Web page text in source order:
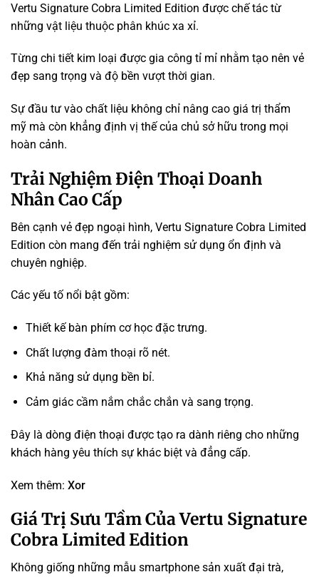
Vertu Signature Cobra Limited Edition được chế tác từ
những vật liệu thuộc phân khúc xa xỉ.
Từng chi tiết kim loại được gia công tỉ mỉ nhằm tạo nên vẻ
đẹp sang trọng và độ bền vượt thời gian.
Sự đầu tư vào chất liệu không chỉ nâng cao giá trị thẩm
mỹ mà còn khẳng định vị thế của chủ sở hữu trong mọi
hoàn cảnh.
Trải Nghiệm Điện Thoại Doanh
Nhân Cao Cấp
Bên cạnh vẻ đẹp ngoại hình, Vertu Signature Cobra Limited
Edition còn mang đến trải nghiệm sử dụng ổn định và
chuyên nghiệp.
Các yếu tố nổi bật gồm:
Thiết kế bàn phím cơ học đặc trưng.
Chất lượng đàm thoại rõ nét.
Khả năng sử dụng bền bỉ.
Cảm giác cầm nắm chắc chắn và sang trọng.
Đây là dòng điện thoại được tạo ra dành riêng cho những
khách hàng yêu thích sự khác biệt và đẳng cấp.
Xem thêm: Xor
Giá Trị Sưu Tầm Của Vertu Signature
Cobra Limited Edition
Không giống những mẫu smartphone sản xuất đại trà,